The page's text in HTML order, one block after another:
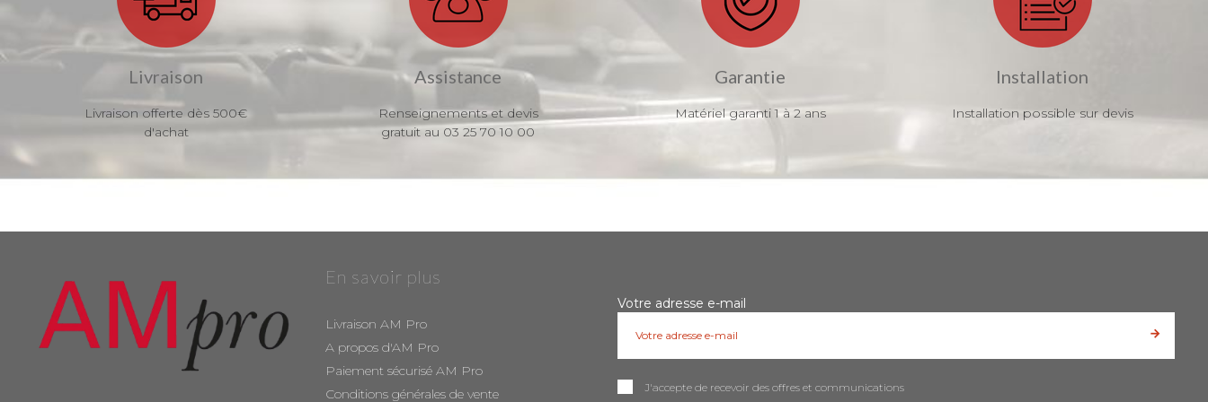
Livraison
Livraison offerte dès 500€
d'achat
Assistance
Renseignements et devis
gratuit au 03 25 70 10 00
Garantie
Matériel garanti 1 à 2 ans
Installation
Installation possible sur devis
En savoir plus
Livraison AM Pro
A propos d'AM Pro
Paiement sécurisé AM Pro
Conditions générales de vente
Votre adresse e-mail
J'accepte de recevoir des offres et communications